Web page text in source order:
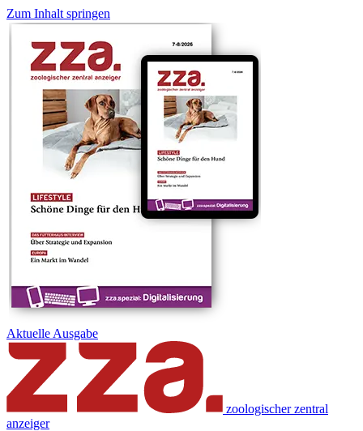
Zum Inhalt springen
Aktuelle Ausgabe
zoologischer zentral
anzeiger